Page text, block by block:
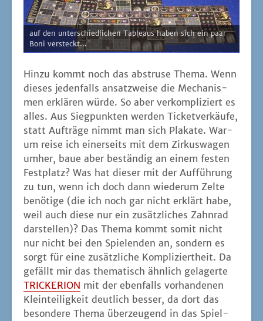
auf den unter­schied­li­chen Tableaus haben sich ein paar
Boni versteckt...
Hin­zu kommt noch das abstru­se The­ma. Wenn
die­ses jeden­falls ansatz­wei­se die Mecha­nis­
men erklä­ren wür­de. So aber ver­kom­pli­ziert es
alles. Aus Sieg­punk­ten wer­den Ticket­ver­käu­fe,
statt Auf­trä­ge nimmt man sich Pla­ka­te. War­
um rei­se ich einer­seits mit dem Zir­kus­wa­gen
umher, baue aber bestän­dig an einem fes­ten
Fest­platz? Was hat die­ser mit der Auf­füh­rung
zu tun, wenn ich doch dann wie­der­um Zel­te
benö­ti­ge (die ich noch gar nicht erklärt habe,
weil auch die­se nur ein zusätz­li­ches Zahn­rad
dar­stel­len)? Das The­ma kommt somit nicht
nur nicht bei den Spie­len­den an, son­dern es
sorgt für eine zusätz­li­che Kom­pli­ziert­heit. Da
gefällt mir das the­ma­tisch ähn­lich gela­ger­te
TRICKERION mit der eben­falls vor­han­de­nen
Klein­tei­lig­keit deut­lich bes­ser, da dort das
beson­de­re The­ma über­zeu­gend in das Spiel­